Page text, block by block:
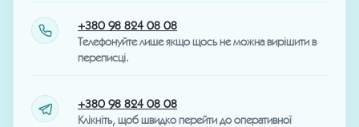
+380 98 824 08 08
Телефонуйте лише якщо щось не можна вирішити в
переписці.
+380 98 824 08 08
Клікніть, щоб швидко перейти до оперативної